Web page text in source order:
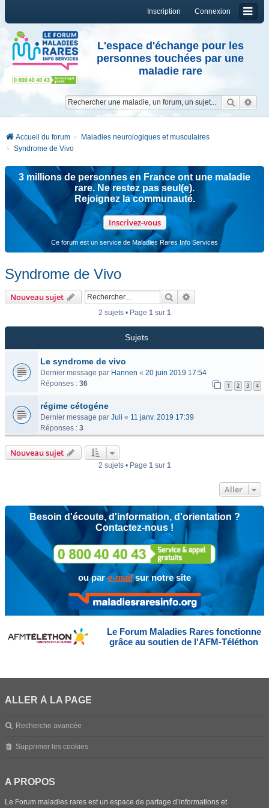
Connexion
Inscription
L'espace d'échange pour les
personnes touchées par une
maladie rare
Accueil du forum
Maladies neurologiques et musculaires
Syndrome de Vivo
3 millions de personnes en France ont une maladie
rare. Ne restez pas seul(e).
Rejoignez la communauté.
Inscrivez-vous
Ce forum est un service de Maladies Rares Info Services
Syndrome de Vivo
Nouveau sujet Rechercher
2 sujets • Page 1sur 1
Sujets
Le syndrome de vivo
Dernier message par Hannen « 20 juin 2019 17:54
Réponses : 36 1 2 3 4
régime cétogéne
Dernier message par Juli « 11 janv. 2019 17:39
Réponses : 3
Nouveau sujet
2 sujets • Page 1sur 1
Aller
Besoin d'écoute, d'information, d'orientation ?
Contactez-nous !
ou pare-mailsur notre site
Le Forum Maladies Rares fonctionne
grâce au soutien de l'AFM-Téléthon
ALLER À LA PAGE
Recherche avancée
Supprimer les cookies
A PROPOS
Le Forum maladies rares est un espace de partage d’informations et